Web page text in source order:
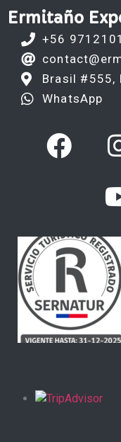
Ermitaño
+56
Brasil #555,
WhatsApp